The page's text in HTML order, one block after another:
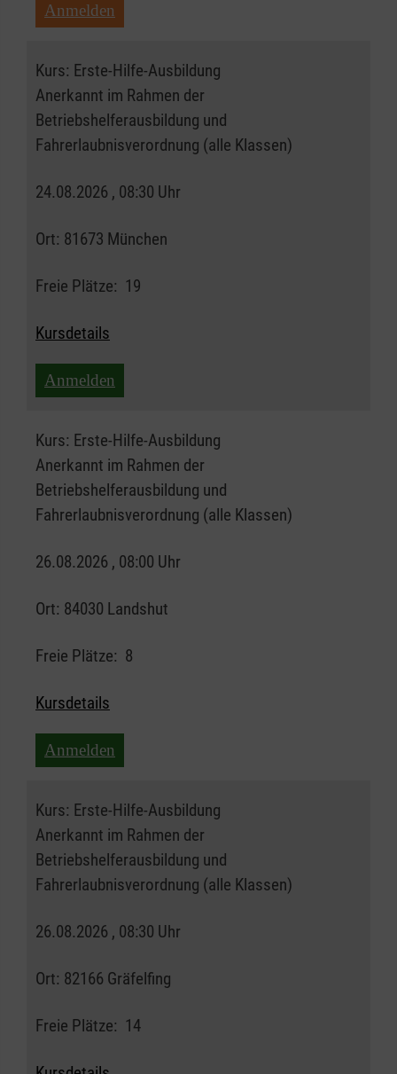
Anmelden
Kurs: Erste-Hilfe-Ausbildung
Anerkannt im Rahmen der
Betriebshelferausbildung und
Fahrerlaubnisverordnung (alle Klassen)
24.08.2026 , 08:30 Uhr
Ort: 81673 München
Freie Plätze: 19
Kursdetails
Anmelden
Kurs: Erste-Hilfe-Ausbildung
Anerkannt im Rahmen der
Betriebshelferausbildung und
Fahrerlaubnisverordnung (alle Klassen)
26.08.2026 , 08:00 Uhr
Ort: 84030 Landshut
Freie Plätze: 8
Kursdetails
Anmelden
Kurs: Erste-Hilfe-Ausbildung
Anerkannt im Rahmen der
Betriebshelferausbildung und
Fahrerlaubnisverordnung (alle Klassen)
26.08.2026 , 08:30 Uhr
Ort: 82166 Gräfelfing
Freie Plätze: 14